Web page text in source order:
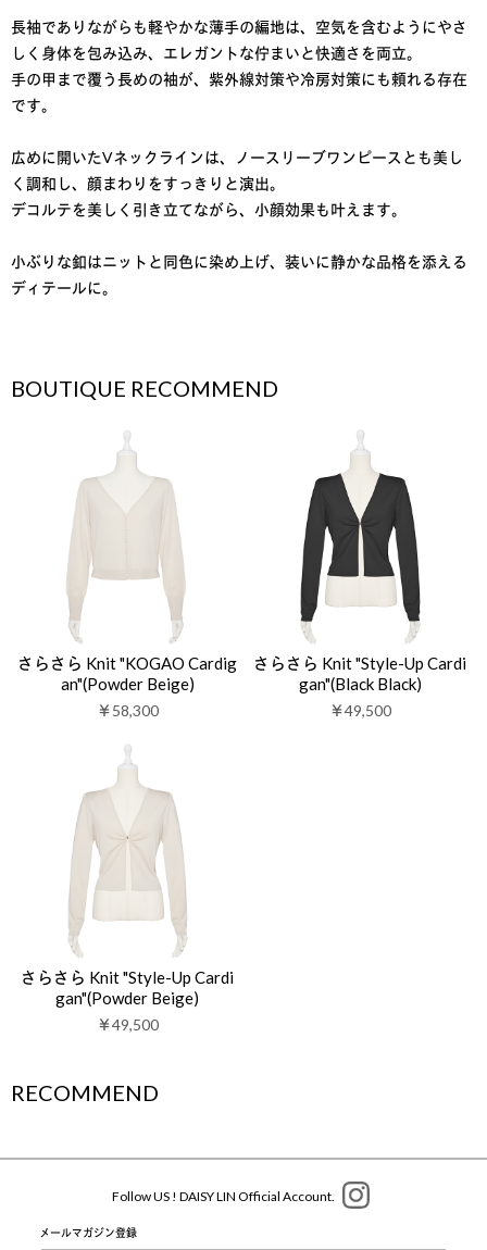
長袖でありながらも軽やかな薄手の編地は、空気を含むようにやさ
しく身体を包み込み、エレガントな佇まいと快適さを両立。
手の甲まで覆う長めの袖が、紫外線対策や冷房対策にも頼れる存在
です。
広めに開いたVネックラインは、ノースリーブワンピースとも美し
く調和し、顔まわりをすっきりと演出。
デコルテを美しく引き立てながら、小顔効果も叶えます。
小ぶりな釦はニットと同色に染め上げ、装いに静かな品格を添える
ディテールに。
BOUTIQUE RECOMMEND
さらさら Knit "KOGAO Cardig
an"(Powder Beige)
￥58,300
さらさら Knit "Style-Up Cardi
gan"(Black Black)
￥49,500
さらさら Knit "Style-Up Cardi
gan"(Powder Beige)
￥49,500
RECOMMEND
Follow US ! DAISY LIN Official Account.
メールマガジン登録